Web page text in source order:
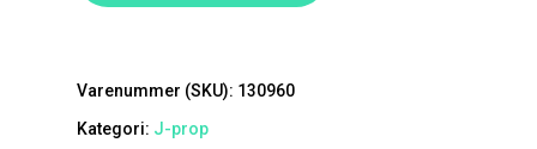
Varenummer (SKU): 130960
Kategori: J-prop